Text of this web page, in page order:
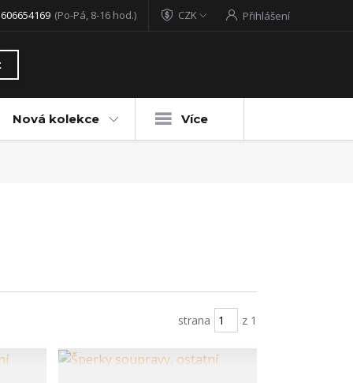
CZK Přihlášení
(Po-Pá, 8-16 hod.)
Nová kolekce Více
strana z 1